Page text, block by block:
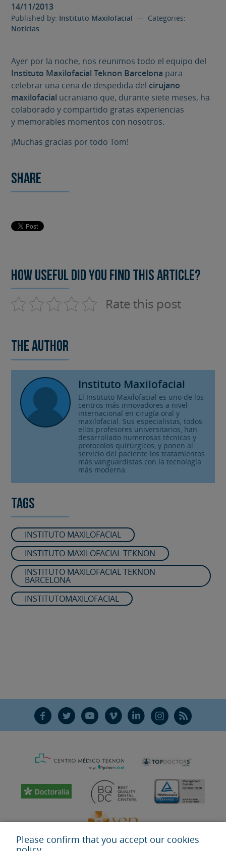
14/11/2013
Published by: Instituto Maxilofacial — Categories:
Noticias
Ayer por la noche, nos reunimos todo el equipo del
Instituto Maxilofacial Teknon Barcelona para
celebrar una cena de despedida del cirujano
maxilofacial ucraniano que, durante siete meses, ha
colaborado y compartido gratas experiencias
y memorables momentos con nosotros.
¡Muchas gracias por todo Tom!
Share
How useful did you find this article?
Rate this post
The author
Instituto Maxilofacial
El Instituto Maxilofacial es uno de los
centros más innovadores a nivel
internacional en cirugía oral y
maxilofacial. Sus especialistas, todos
ellos profesores universitarios, han
desarrollado numerosas técnicas y
protocolos quirúrgicos, y ponen al
servicio del paciente los tratamientos
más vanguardistas con la tecnología
más moderna.
Tags
INSTITUTO MAXILOFACIAL
INSTITUTO MAXILOFACIAL TEKNON
INSTITUTO MAXILOFACIAL TEKNON
BARCELONA
INSTITUTOMAXILOFACIAL
F T Y V L Ñ R
Please confirm that you accept our cookies